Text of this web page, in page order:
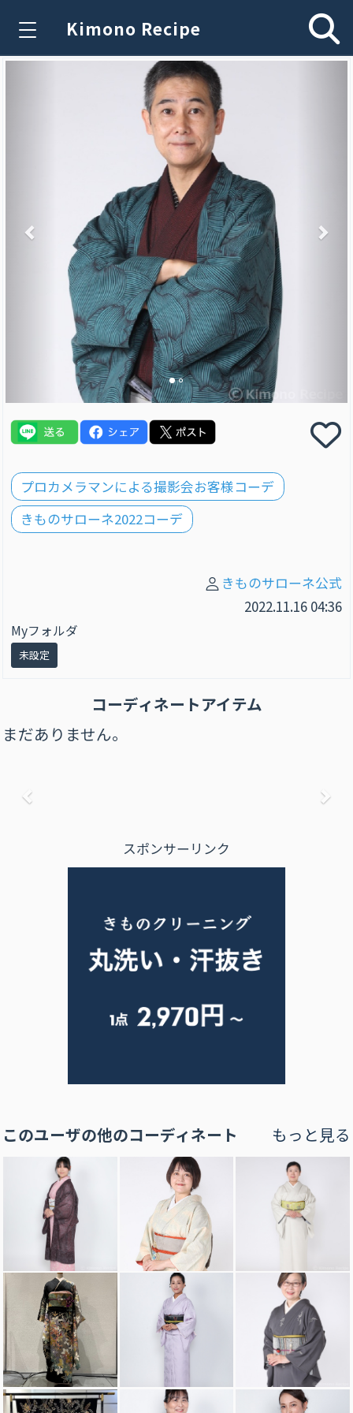
Kimono Recipe
プロカメラマンによる撮影会お客様コーデ
きものサローネ2022コーデ
きものサローネ公式
2022.11.16 04:36
Myフォルダ
未設定
コーディネートアイテム
まだありません。
スポンサーリンク
このユーザの他のコーディネート もっと見る